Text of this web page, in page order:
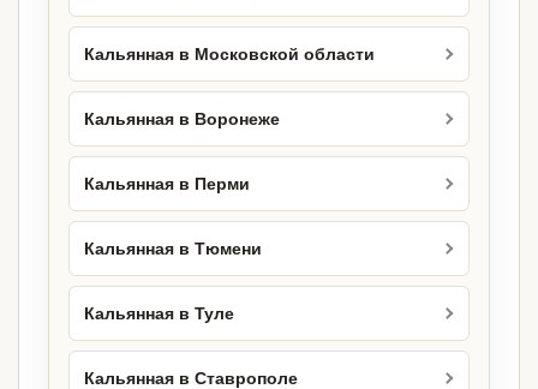
Кальянная в Московской области
Кальянная в Воронеже
Кальянная в Перми
Кальянная в Тюмени
Кальянная в Туле
Кальянная в Ставрополе